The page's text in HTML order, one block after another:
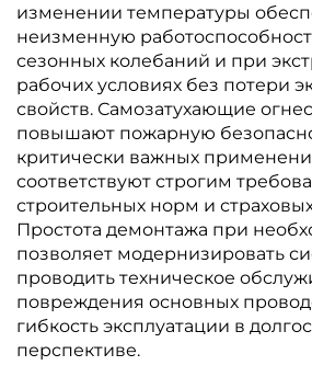
изменении температуры
неизменную
сезонных колебаний и при
рабочих условиях без потери
свойств. Самозатухающие
повышают пожарную
критически важных
соответствуют строгим
строительных норм и
Простота демонтажа при
позволяет модернизировать
проводить техническое
повреждения основных
гибкость эксплуатации в
перспективе.